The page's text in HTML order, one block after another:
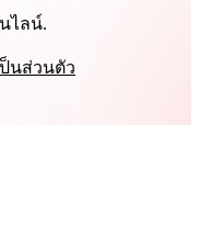
ไลน์.
นส่วนตัว